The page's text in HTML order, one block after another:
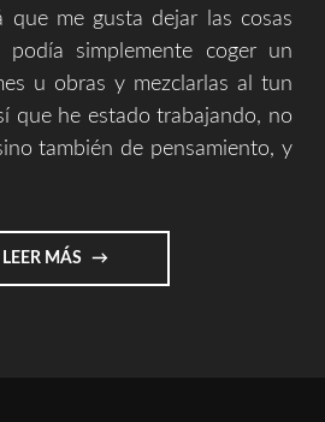
que me gusta dejar las cosas
simplemente coger un
u obras y mezclarlas al tun
que he estado trabajando, no
también de pensamiento, y
LEER MÁS "RAREZA
(DANDOLE